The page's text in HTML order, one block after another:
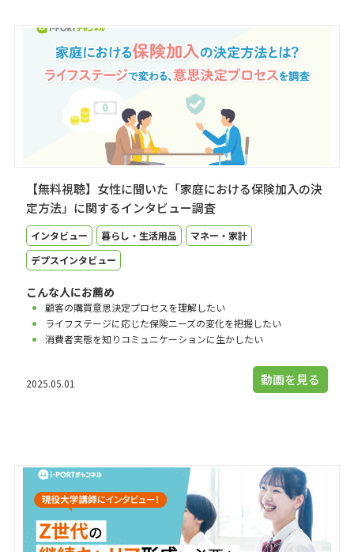
【無料視聴】女性に聞いた「家庭における保険加入の決
定方法」に関するインタビュー調査
インタビュー 暮らし・生活用品
マネー・家計
デプスインタビュー
こんな人にお薦め
顧客の購買意思決定プロセスを理解したい
ライフステージに応じた保険ニーズの変化を把握したい
消費者実態を知りコミュニケーションに生かしたい
2025.05.01 動画を見る